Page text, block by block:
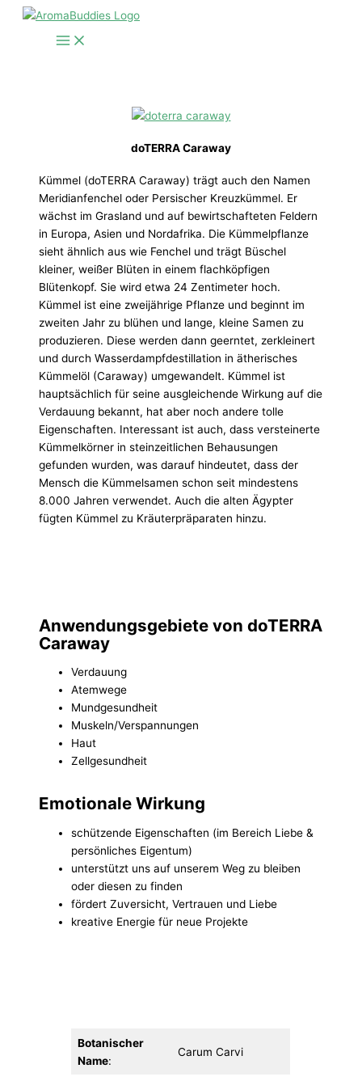
Zum
doTERRA Caraway
Kümmel (doTERRA Caraway) trägt auch den Namen
Meridianfenchel oder Persischer Kreuzkümmel. Er
wächst im Grasland und auf bewirtschafteten Feldern
in Europa, Asien und Nordafrika. Die Kümmelpflanze
sieht ähnlich aus wie Fenchel und trägt Büschel
kleiner, weißer Blüten in einem flachköpfigen
Blütenkopf. Sie wird etwa 24 Zentimeter hoch.
Kümmel ist eine zweijährige Pflanze und beginnt im
zweiten Jahr zu blühen und lange, kleine Samen zu
produzieren. Diese werden dann geerntet, zerkleinert
und durch Wasserdampfdestillation in ätherisches
Kümmelöl (Caraway) umgewandelt. Kümmel ist
hauptsächlich für seine ausgleichende Wirkung auf die
Verdauung bekannt, hat aber noch andere tolle
Eigenschaften. Interessant ist auch, dass versteinerte
Kümmelkörner in steinzeitlichen Behausungen
gefunden wurden, was darauf hindeutet, dass der
Mensch die Kümmelsamen schon seit mindestens
8.000 Jahren verwendet. Auch die alten Ägypter
fügten Kümmel zu Kräuterpräparaten hinzu.
Anwendungsgebiete von doTERRA
Caraway
Verdauung
Atemwege
Mundgesundheit
Muskeln/Verspannungen
Haut
Zellgesundheit
Emotionale Wirkung
schützende Eigenschaften (im Bereich Liebe &
persönliches Eigentum)
unterstützt uns auf unserem Weg zu bleiben
oder diesen zu finden
fördert Zuversicht, Vertrauen und Liebe
kreative Energie für neue Projekte
Botanischer
Name:
Carum Carvi